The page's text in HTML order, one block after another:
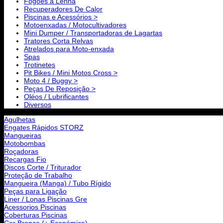
Recuperadores De Calor
Piscinas e Acessórios >
Motoenxadas / Motocultivadores
Mini Dumper / Transportadoras de Lagartas
Tratores Corta Relvas
Atrelados para Moto-enxada
Spas
Trotinetes
Pit Bikes / Mini Motos Cross >
Moto 4 / Buggy >
Peças De Reposição >
Oléos / Lubrificantes
Diversos
Agulhetas
Engates Rápidos STORZ
Mangueiras
Motobombas
Roçadoras
Recargas Fio
Discos Corte / Triturador
Proteção de Trabalho
Mangueira (Manga) / Tubo Rígido
Peças para Ligação
Liner / Lonas Piscinas Gre
Acessorios Piscinas
Coberturas Piscinas